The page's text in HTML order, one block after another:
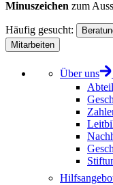
Minuszeichen zum
Häufig gesucht:
Mitarbeiten
Über uns